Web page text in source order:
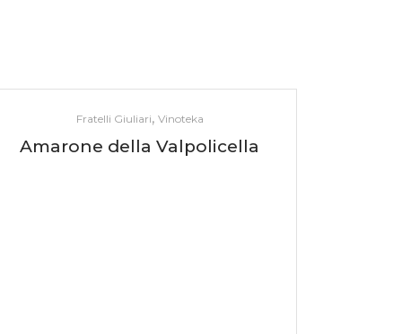
Fratelli Giuliari, Vinoteka
Amarone della Valpolicella